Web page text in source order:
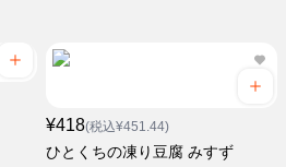
¥418(税込¥451.44)
ひとくちの凍り豆腐 みすず